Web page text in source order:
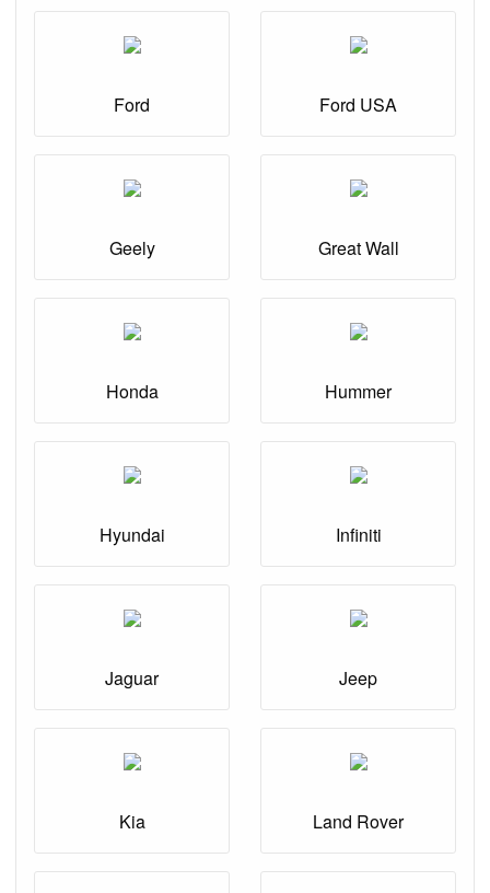
Ford Ford USA
Geely Great Wall
Honda Hummer
Hyundai Infiniti
Jaguar Jeep
Kia Land Rover